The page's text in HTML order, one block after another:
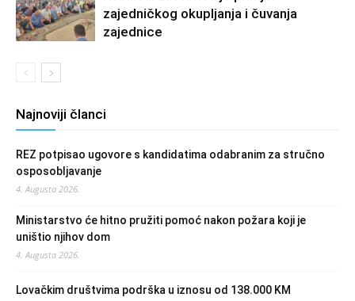
zajedničkog okupljanja i čuvanja
zajednice
Najnoviji članci
REZ potpisao ugovore s kandidatima odabranim za stručno
osposobljavanje
4. Augusta 2026.
Ministarstvo će hitno pružiti pomoć nakon požara koji je
uništio njihov dom
4. Augusta 2026.
Lovačkim društvima podrška u iznosu od 138.000 KM